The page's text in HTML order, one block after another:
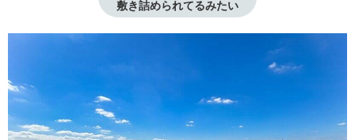
敷き詰められてるみたい